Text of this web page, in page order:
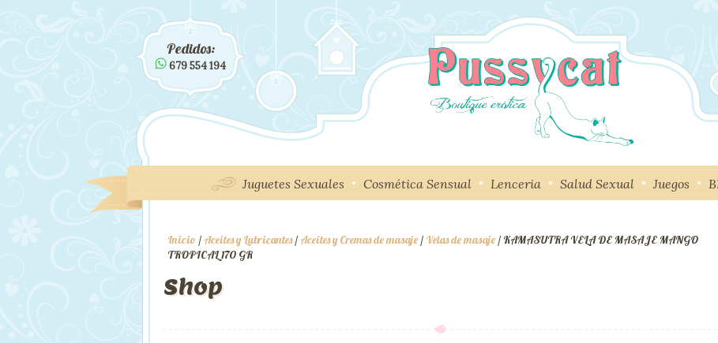
Pedidos:
679 554 194
Juguetes Sexuales Cosmética Sensual Lenceria Salud Sexual Juegos
Inicio / Aceites y Lubricantes/ Aceites y Cremas de masaje / Velas de masaje / KAMASUTRA VELA DE MASAJE MANGO
TROPICAL 170 GR
Shop